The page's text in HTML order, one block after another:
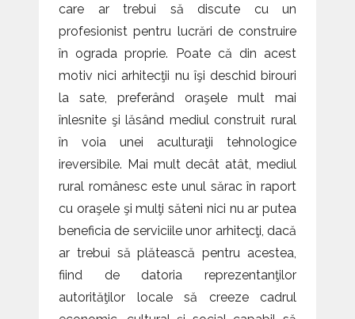
care ar trebui să discute cu un
profesionist pentru lucrări de construire
în ograda proprie. Poate că din acest
motiv nici arhitecţii nu îşi deschid birouri
la sate, preferând oraşele mult mai
înlesnite şi lăsând mediul construit rural
în voia unei aculturaţii tehnologice
ireversibile. Mai mult decât atât, mediul
rural românesc este unul sărac în raport
cu oraşele şi mulţi săteni nici nu ar putea
beneficia de serviciile unor arhitecţi, dacă
ar trebui să plătească pentru acestea,
fiind de datoria reprezentanţilor
autorităţilor locale să creeze cadrul